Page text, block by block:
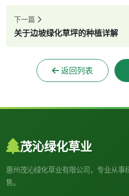
下一篇
关于边坡绿化草坪的种植详解
返回列表
茂沁绿化草业
惠州茂沁绿化草业有限公司，专业从事
售。